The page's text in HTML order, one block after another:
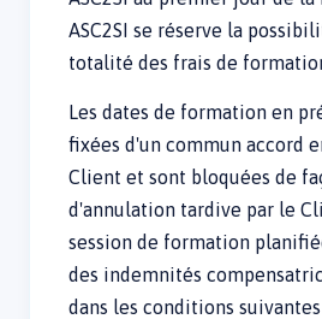
ASC2SI se réserve la
totalité des frais de
Les dates de formation en
fixées d'un commun accord
Client et sont bloquées de
d'annulation tardive par le
session de formation
des indemnités
dans les conditions suivantes